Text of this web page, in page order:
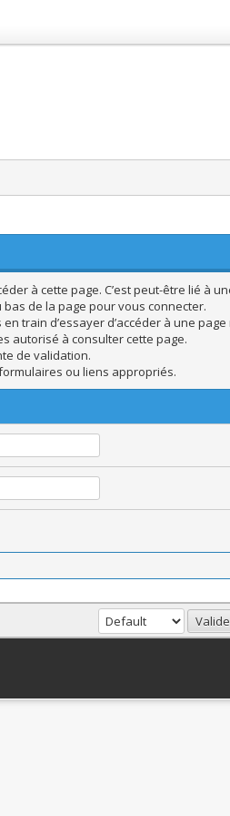
à cette page. C’est peut-être lié à
de la page pour vous connecter.
train d’essayer d’accéder à une
autorisé à consulter cette page.
de validation.
ou liens appropriés.
Syndication RSS